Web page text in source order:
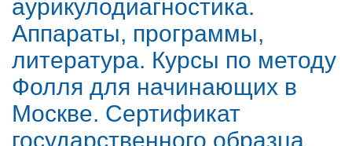
аурикулодиагностика.
Аппараты, программы,
литература. Курсы по методу
Фолля для начинающих в
Москве. Сертификат
государственного образца